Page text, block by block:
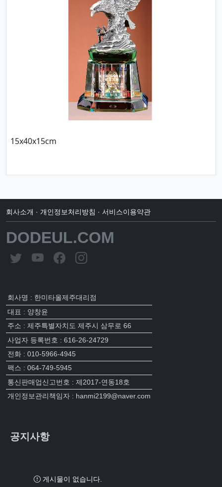
15x40x15cm
회사소개 · 개인정보처리방침 · 서비스이용약관
DODEUL.COM
회사명 : 한미타올제주대리점
대표 : 양창윤
주소 : 제주특별자치도 제주시 삼무로 66
사업자 등록번호 : 616-26-24729
전화 : 010-5966-4945
팩스 : 064-749-5945
통신판매업신고번호 : 제2017-연동18호
개인정보관리책임자 : hanmi2199@naver.com
공지사항
게시물이 없습니다.